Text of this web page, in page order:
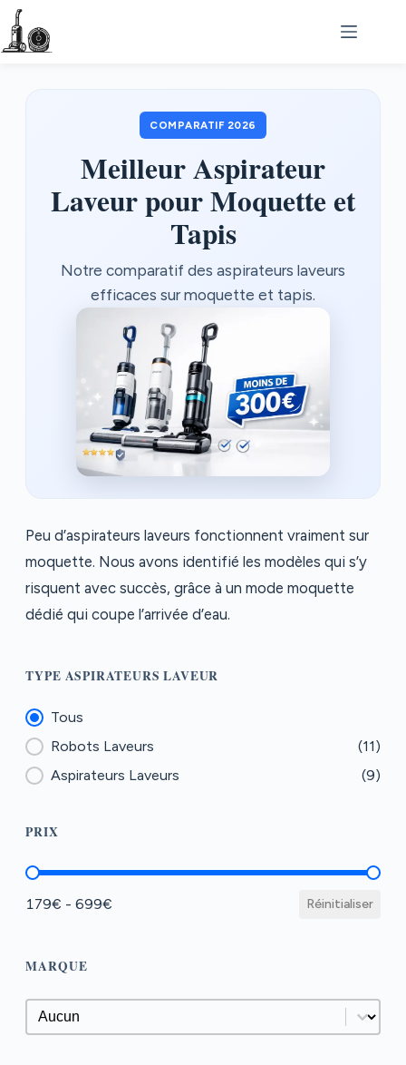
Passer
au
contenu
COMPARATIF 2026
Meilleur Aspirateur
Laveur pour Moquette et
Tapis
Notre comparatif des aspirateurs laveurs
efficaces sur moquette et tapis.
Peu d’aspirateurs laveurs fonctionnent vraiment sur
moquette. Nous avons identifié les modèles qui s’y
risquent avec succès, grâce à un mode moquette
dédié qui coupe l’arrivée d’eau.
TYPE ASPIRATEURS LAVEUR
Type aspirateurs laveur
Tous
Robots Laveurs
(11)
Aspirateurs Laveurs
(9)
PRIX
Prix
179€ - 699€ Réinitialiser
MARQUE
Marque
Marque